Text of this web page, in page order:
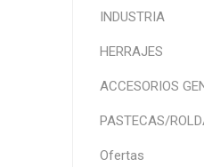
INDUSTRIA
HERRAJES
ACCESORIOS
PASTECAS/
Ofertas